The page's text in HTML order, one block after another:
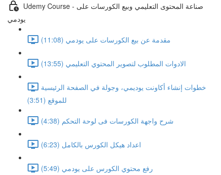
Udemy Course - صناعة المحتوى التعليمي وبيع الكورسات على
يودمي
مقدمة عن بيع الكورسات على يودمي (11:08)
الادوات المطلوب لتصوير المحتوي التعليمي (13:55)
خطوات إنشاء أكاونت يوديمي، وجولة في الصفحة الرئيسية
للموقع (3:51)
شرح واجهة الكورسات فى لوحة التحكم (4:38)
اعداد هيكل الكورس بالكامل (6:23)
رفع محتوي الكورس على يودمي (5:49)